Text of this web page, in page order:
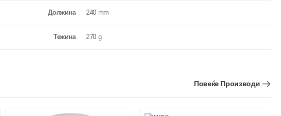
Должина 240 mm
Teжина 270 g
Повеќе Производи